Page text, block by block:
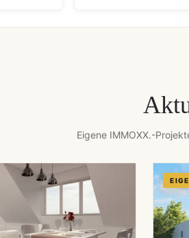
Eigene IMMOXX.-